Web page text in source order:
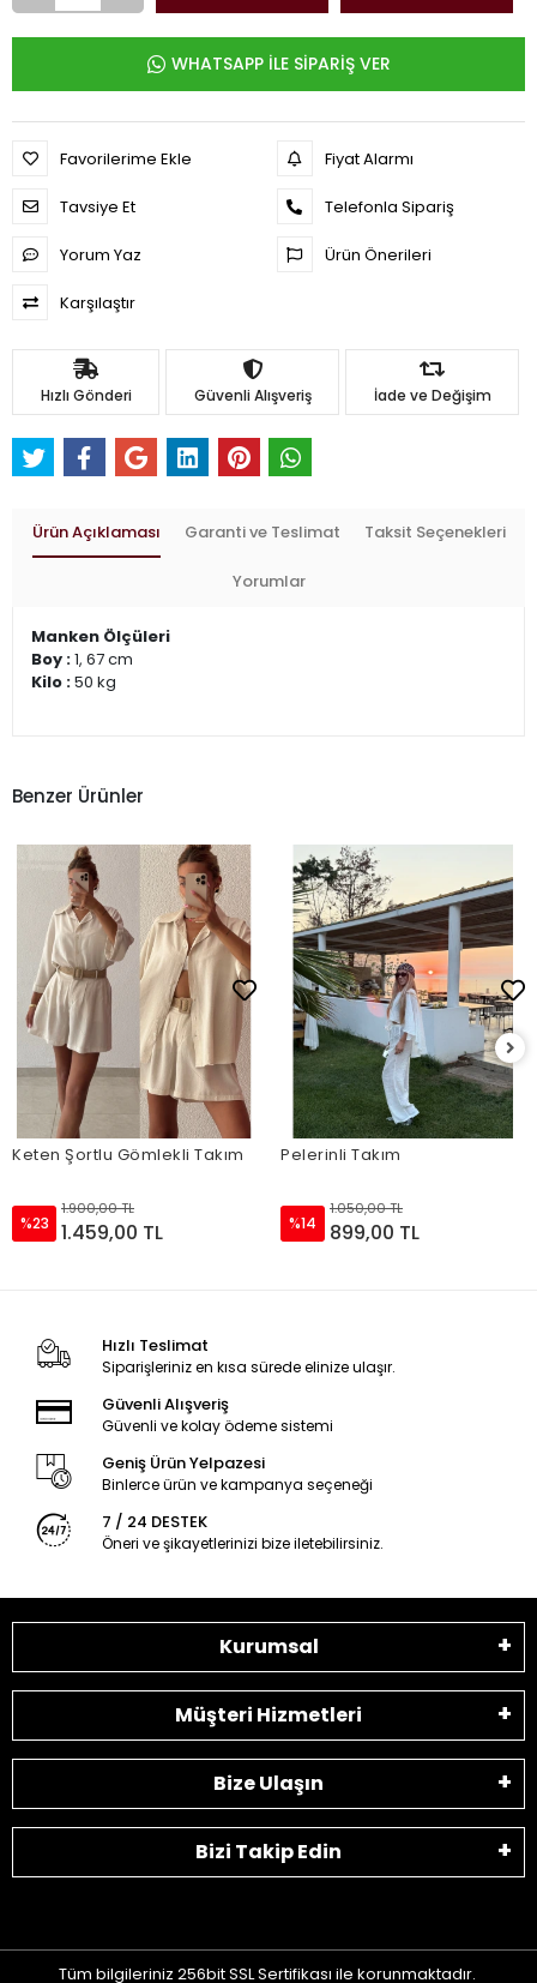
WHATSAPP İLE SİPARİŞ VER
Favorilerime Ekle
Tavsiye Et
Yorum Yaz
Karşılaştır
Fiyat Alarmı
Telefonla Sipariş
Ürün Önerileri
Hızlı Gönderi Güvenli Alışveriş İade ve Değişim
Ürün Açıklaması Garanti ve Teslimat Taksit Seçenekleri
Yorumlar
Manken Ölçüleri
Boy :1, 67 cm
Kilo :50 kg
Benzer Ürünler
Keten Şortlu Gömlekli Takım
%23
1.900,00 TL
1.459,00 TL
Pelerinli Takım
%14
1.050,00 TL
899,00 TL
Hızlı Teslimat
Siparişleriniz en kısa sürede elinize ulaşır.
Güvenli Alışveriş
Güvenli ve kolay ödeme sistemi
Geniş Ürün Yelpazesi
Binlerce ürün ve kampanya seçeneği
7 / 24 DESTEK
Öneri ve şikayetlerinizi bize iletebilirsiniz.
Kurumsal
Müşteri Hizmetleri
Bize Ulaşın
Bizi Takip Edin
Tüm bilgileriniz 256bit SSL Sertifikası ile korunmaktadır.